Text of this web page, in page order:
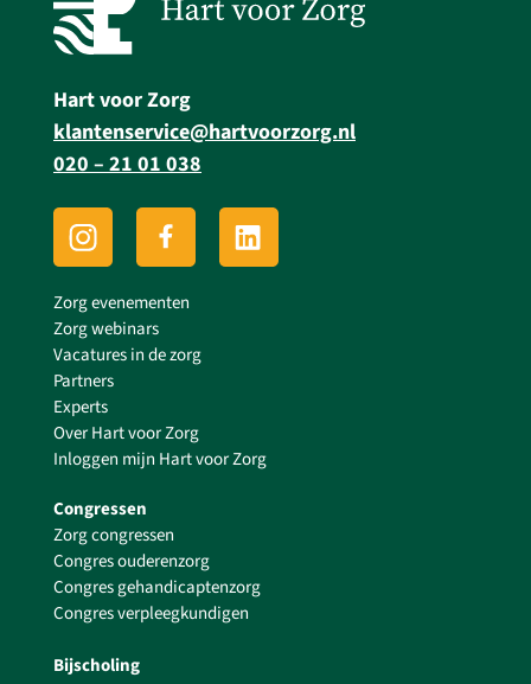
Hart voor Zorg
klantenservice@hartvoorzorg.nl
020 – 21 01 038
Zorg evenementen
Zorg webinars
Vacatures in de zorg
Partners
Experts
Over Hart voor Zorg
Inloggen mijn Hart voor Zorg
Congressen
Zorg congressen
Congres ouderenzorg
Congres gehandicaptenzorg
Congres verpleegkundigen
Bijscholing